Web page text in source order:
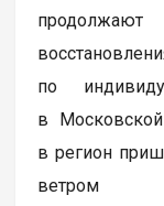
по
в
в регион
ветром